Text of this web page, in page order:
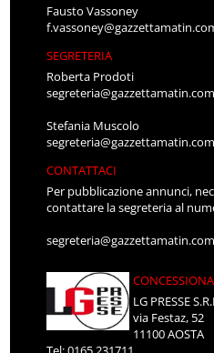
Fausto Vassoney
SEGRETERIA
Roberta Prodoti
segreteria@gazzettamatin.com
Stefania Muscolo
segreteria@gazzettamatin.com
CONTATTACI
Per pubblicazione annunci,
contattare la segreteria al
segreteria@gazzettamatin.com
LG PRESSE
via Festaz, 52
11100 AOSTA